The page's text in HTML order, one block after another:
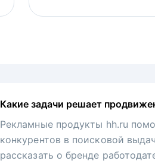
Какие задачи решает
Рекламные продукты hh.ru
конкурентов в поисковой
рассказать о бренде